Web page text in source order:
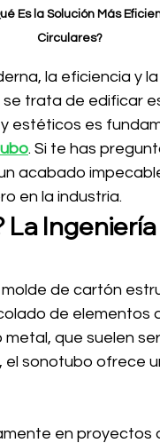
Es la Solución Más
Circulares?
la eficiencia y
trata de edificar
estéticos es
. Si te has
acabado
en la industria.
de cartón
de elementos
que suelen
el sonotubo ofrece
en proyectos